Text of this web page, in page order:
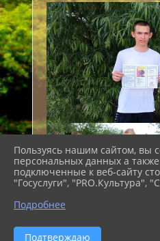
Пользуясь нашим сайтом, вы
персональных данных а
подключенные к веб-сайту
"Госуслуги", "PRO.Культура",
Подробнее
Подтверждаю